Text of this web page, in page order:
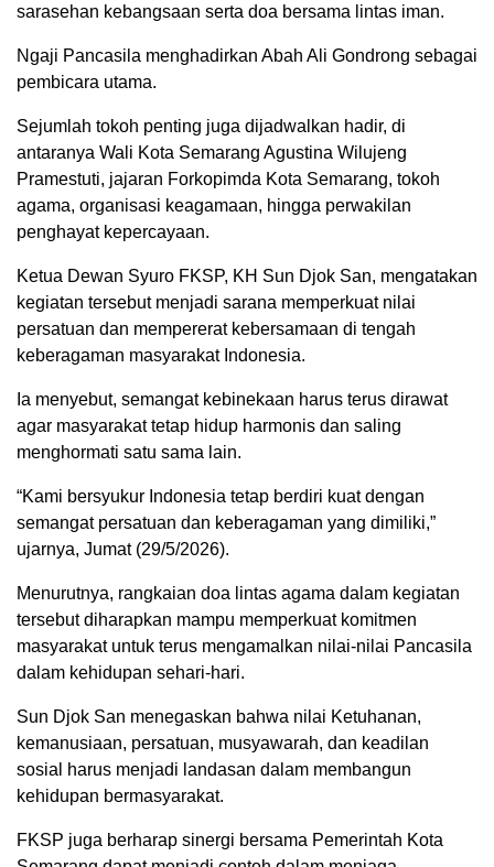
sarasehan kebangsaan serta doa bersama lintas iman.
Ngaji Pancasila menghadirkan Abah Ali Gondrong sebagai
pembicara utama.
Sejumlah tokoh penting juga dijadwalkan hadir, di
antaranya Wali Kota Semarang Agustina Wilujeng
Pramestuti, jajaran Forkopimda Kota Semarang, tokoh
agama, organisasi keagamaan, hingga perwakilan
penghayat kepercayaan.
Ketua Dewan Syuro FKSP, KH Sun Djok San, mengatakan
kegiatan tersebut menjadi sarana memperkuat nilai
persatuan dan mempererat kebersamaan di tengah
keberagaman masyarakat Indonesia.
Ia menyebut, semangat kebinekaan harus terus dirawat
agar masyarakat tetap hidup harmonis dan saling
menghormati satu sama lain.
“Kami bersyukur Indonesia tetap berdiri kuat dengan
semangat persatuan dan keberagaman yang dimiliki,”
ujarnya, Jumat (29/5/2026).
Menurutnya, rangkaian doa lintas agama dalam kegiatan
tersebut diharapkan mampu memperkuat komitmen
masyarakat untuk terus mengamalkan nilai-nilai Pancasila
dalam kehidupan sehari-hari.
Sun Djok San menegaskan bahwa nilai Ketuhanan,
kemanusiaan, persatuan, musyawarah, dan keadilan
sosial harus menjadi landasan dalam membangun
kehidupan bermasyarakat.
FKSP juga berharap sinergi bersama Pemerintah Kota